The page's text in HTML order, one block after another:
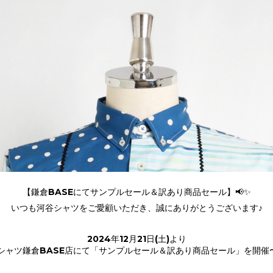
【鎌倉BASEにてサンプルセール＆訳あり商品セール】📢✨
いつも河谷シャツをご愛顧いただき、誠にありがとうございます♪
2024年12月21日(土)より
ャツ鎌倉BASE店にて「サンプルセール＆訳あり商品セール」を開催